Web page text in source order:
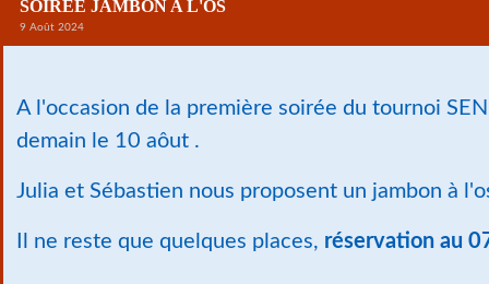
SOIRÉE JAMBON A L'OS
9 Août 2024
A l'occasion de la première soirée du tournoi
demain le 10 aôut .
Julia et Sébastien nous proposent un jambon à
Il ne reste que quelques places, réservation au